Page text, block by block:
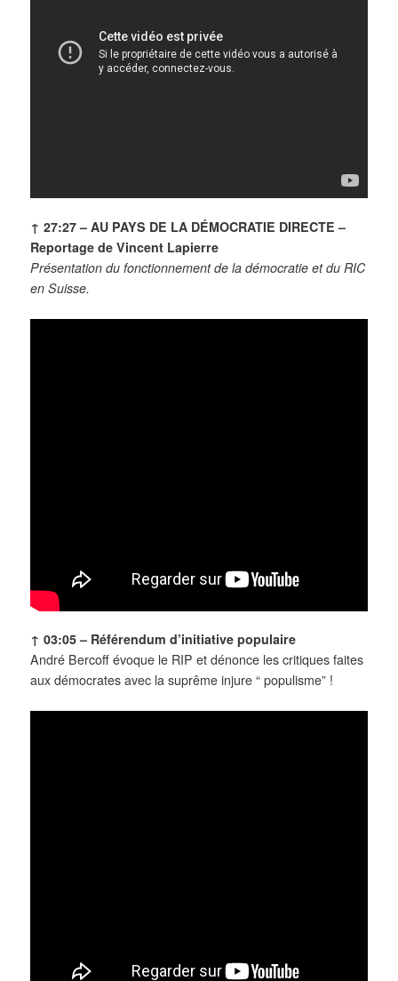
↑ 27:27 – AU PAYS DE LA DÉMOCRATIE DIRECTE –
Reportage de Vincent Lapierre
Présentation du fonctionnement de la démocratie et du RIC
en Suisse.
↑ 03:05 – Référendum d’initiative populaire
André Bercoff évoque le RIP et dénonce les critiques faites
aux démocrates avec la suprême injure “ populisme” !